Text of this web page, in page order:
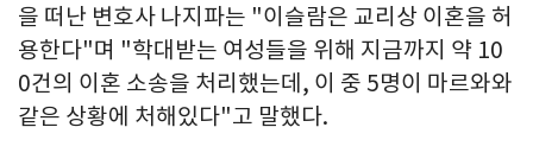
을 떠난 변호사 나지파는 "이슬람은 교리상 이혼을 허
용한다"며 "학대받는 여성들을 위해 지금까지 약 10
0건의 이혼 소송을 처리했는데, 이 중 5명이 마르와와
같은 상황에 처해있다"고 말했다.